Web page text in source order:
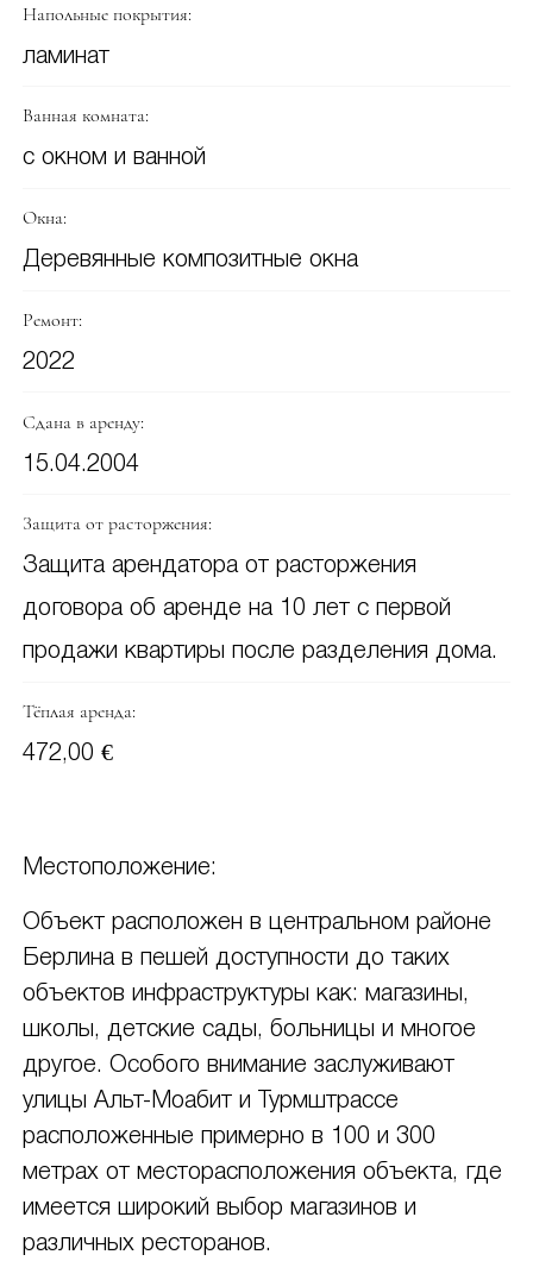
Напольные покрытия:
ламинат
Ванная комната:
с окном и ванной
Окна:
Деревянные композитные окна
Ремонт:
2022
Сдана в аренду:
15.04.2004
Защита от расторжения:
Защита арендатора от расторжения
договора об аренде на 10 лет с первой
продажи квартиры после разделения дома.
Тёплая аренда:
472,00 €
Местоположение:
Объект расположен в центральном районе
Берлина в пешей доступности до таких
объектов инфраструктуры как: магазины,
школы, детские сады, больницы и многое
другое. Особого внимание заслуживают
улицы Альт-Моабит и Турмштрассе
расположенные примерно в 100 и 300
метрах от месторасположения объекта, где
имеется широкий выбор магазинов и
различных ресторанов.